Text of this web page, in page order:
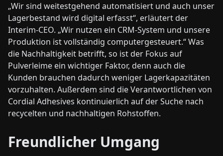
„Wir sind weitestgehend automatisiert und auch unser
Lagerbestand wird digital erfasst“, erläutert der
Interim-CEO. „Wir nutzen ein CRM-System und unsere
Produktion ist vollständig computergesteuert.“ Was
die Nachhaltigkeit betrifft, so ist der Fokus auf
Pulverleime ein wichtiger Faktor, denn auch die
Kunden brauchen dadurch weniger Lagerkapazitäten
vorzuhalten. Außerdem sind die Verantwortlichen von
Cordial Adhesives kontinuierlich auf der Suche nach
recycelten und nachhaltigen Rohstoffen.
Freundlicher Umgang